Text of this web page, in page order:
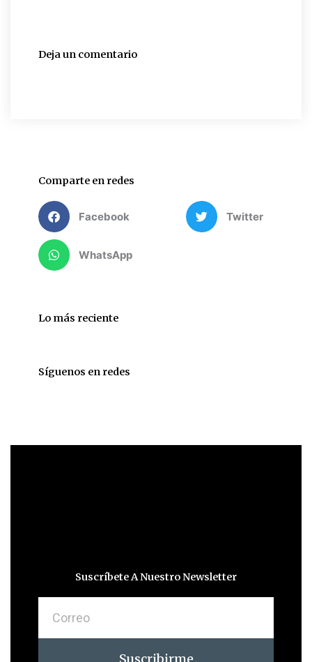
Deja un comentario
Comparte en redes
Facebook Twitter
WhatsApp
Lo más reciente
Síguenos en redes
Suscríbete A Nuestro Newsletter
Suscribirme